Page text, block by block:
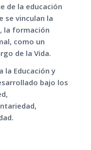
de la educación
se vinculan la
la formación
como un
de la Vida.
la Educación y
bajo los